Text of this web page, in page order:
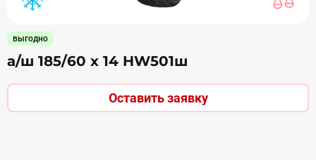
выгодно
а/ш 185/60 х 14 HW501ш
Оставить заявку